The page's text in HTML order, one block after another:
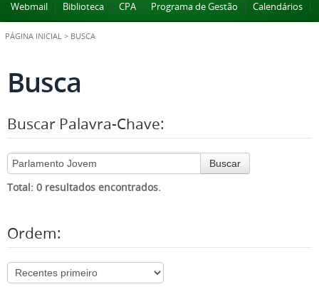
Webmail Biblioteca CPA Programa de Gestão Calendários
PÁGINA INICIAL > BUSCA
Busca
Buscar Palavra-Chave:
Buscar
Total: 0 resultados encontrados.
Ordem: